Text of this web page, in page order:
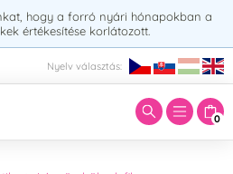
hogy a forró nyári hónapokban a
értékesítése korlátozott.
Nyelv választás:
0